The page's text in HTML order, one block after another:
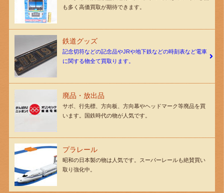
も多く高価買取が期待できます。
鉄道グッズ
記念切符などの記念品やJRや地下鉄などの時刻表など電車
に関する物全て買取ります。
廃品・放出品
サボ、行先標、方向板、方向幕やヘッドマーク等廃品を買
います。国鉄時代の物が人気です。
プラレール
昭和の日本製の物は人気です。スーパーレールも絶賛買い
取り強化中。